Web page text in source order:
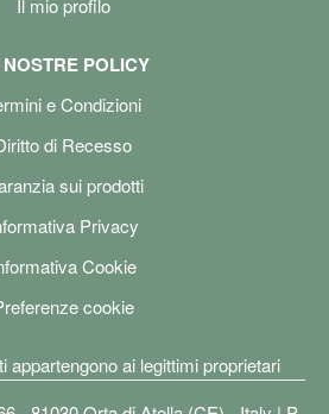
Il mio profilo
POLICY
e Condizioni
di Recesso
sui prodotti
Privacy
Cookie
cookie
appartengono ai legittimi proprietari